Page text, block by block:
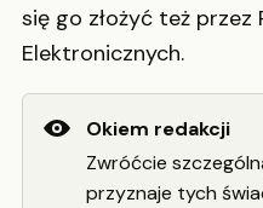
się go złożyć też przez
Elektronicznych.
Okiem redakcji
Zwróćcie
przyznaje tych